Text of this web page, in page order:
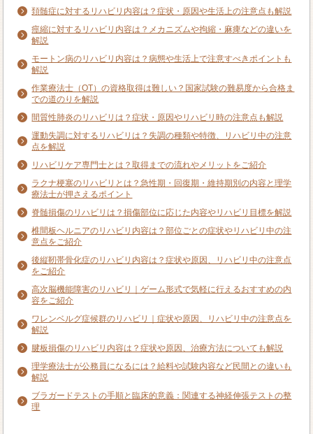
頚髄症に対するリハビリ内容は？症状・原因や生活上の注意点も解説
痙縮に対するリハビリ内容は？メカニズムや拘縮・麻痺などの違いを
解説
モートン病のリハビリ内容は？病態や生活上で注意すべきポイントも
解説
作業療法士（OT）の資格取得は難しい？国家試験の難易度から合格ま
での道のりを解説
間質性肺炎のリハビリは？症状・原因やリハビリ時の注意点も解説
運動失調に対するリハビリは？失調の種類や特徴、リハビリ中の注意
点を解説
リハビリケア専門士とは？取得までの流れやメリットをご紹介
ラクナ梗塞のリハビリとは？急性期・回復期・維持期別の内容と理学
療法士が押さえるポイント
脊髄損傷のリハビリは？損傷部位に応じた内容やリハビリ目標を解説
椎間板ヘルニアのリハビリ内容は？部位ごとの症状やリハビリ中の注
意点をご紹介
後縦靭帯骨化症のリハビリ内容は？症状や原因、リハビリ中の注意点
をご紹介
高次脳機能障害のリハビリ｜ゲーム形式で気軽に行えるおすすめの内
容をご紹介
ワレンベルグ症候群のリハビリ｜症状や原因、リハビリ中の注意点を
解説
腱板損傷のリハビリ内容は？症状や原因、治療方法についても解説
理学療法士が公務員になるには？給料や試験内容など民間との違いも
解説
ブラガードテストの手順と臨床的意義：関連する神経伸張テストの整
理